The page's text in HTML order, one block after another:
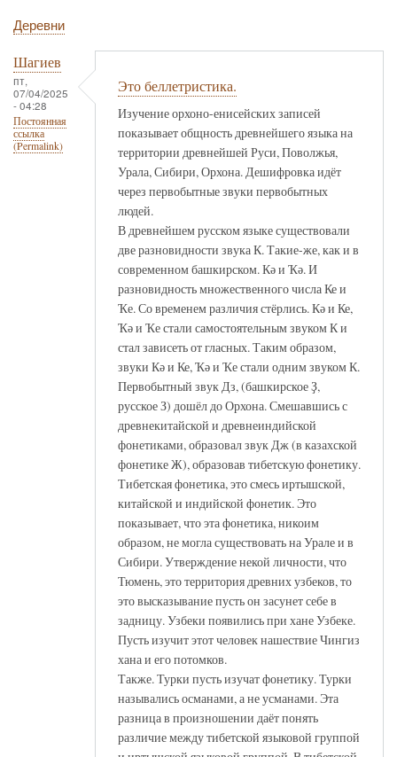
Деревни
Шагиев
пт,
07/04/2025
- 04:28
Постоянная
ссылка
(Permalink)
Это беллетристика.
Изучение орхоно-енисейских записей
показывает общность древнейшего языка на
территории древнейшей Руси, Поволжья,
Урала, Сибири, Орхона. Дешифровка идёт
через первобытные звуки первобытных
людей.
В древнейшем русском языке существовали
две разновидности звука К. Такие-же, как и в
современном башкирском. Кә и Ҡә. И
разновидность множественного числа Ке и
Ҡе. Со временем различия стёрлись. Кә и Ке,
Ҡә и Ҡе стали самостоятельным звуком К и
стал зависеть от гласных. Таким образом,
звуки Кә и Ке, Ҡә и Ҡе стали одним звуком К.
Первобытный звук Дз, (башкирское Ҙ,
русское З) дошёл до Орхона. Смешавшись с
древнекитайской и древнеиндийской
фонетиками, образовал звук Дж (в казахской
фонетике Ж), образовав тибетскую фонетику.
Тибетская фонетика, это смесь иртышской,
китайской и индийской фонетик. Это
показывает, что эта фонетика, никоим
образом, не могла существовать на Урале и в
Сибири. Утверждение некой личности, что
Тюмень, это территория древних узбеков, то
это высказывание пусть он засунет себе в
задницу. Узбеки появились при хане Узбеке.
Пусть изучит этот человек нашествие Чингиз
хана и его потомков.
Также. Турки пусть изучат фонетику. Турки
назывались османами, а не усманами. Эта
разница в произношении даёт понять
различие между тибетской языковой группой